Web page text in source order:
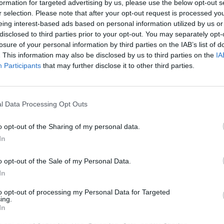
for targeted advertising by us, please use the below opt-out
selection. Please note that after your opt-out request is processed
interest-based ads based on personal information utilized by us
to third parties prior to your opt-out. You may separately
of your personal information by third parties on the IAB’s list of
This information may also be disclosed by us to third parties on the
Participants that may further disclose it to other third parties.
Data Processing Opt Outs
opt-out of the Sharing of my personal data.
opt-out of the Sale of my Personal Data.
opt-out of processing my Personal Data for Targeted
άλλοι άνθρωποι».
είπα, ω Θεέ μου, τι πάμε να κάνουμε
μοσχεύματα από ένα τόσο μικρό
Χειρουργικής Κλινικής Μεταμοσχεύσεων.
ένας πατέρας, που βλέπει ένα
αφαίρεση οργάνων. Είναι συνταρακτική
το καθήκον και η εμπειρία γιατί με
Ένας μικρός ήρωας, ήταν ένας άγγελος
περιέγραψε συγκινημένος.
να γραφτεί στην Αθήνα, όπου θα γίνει η